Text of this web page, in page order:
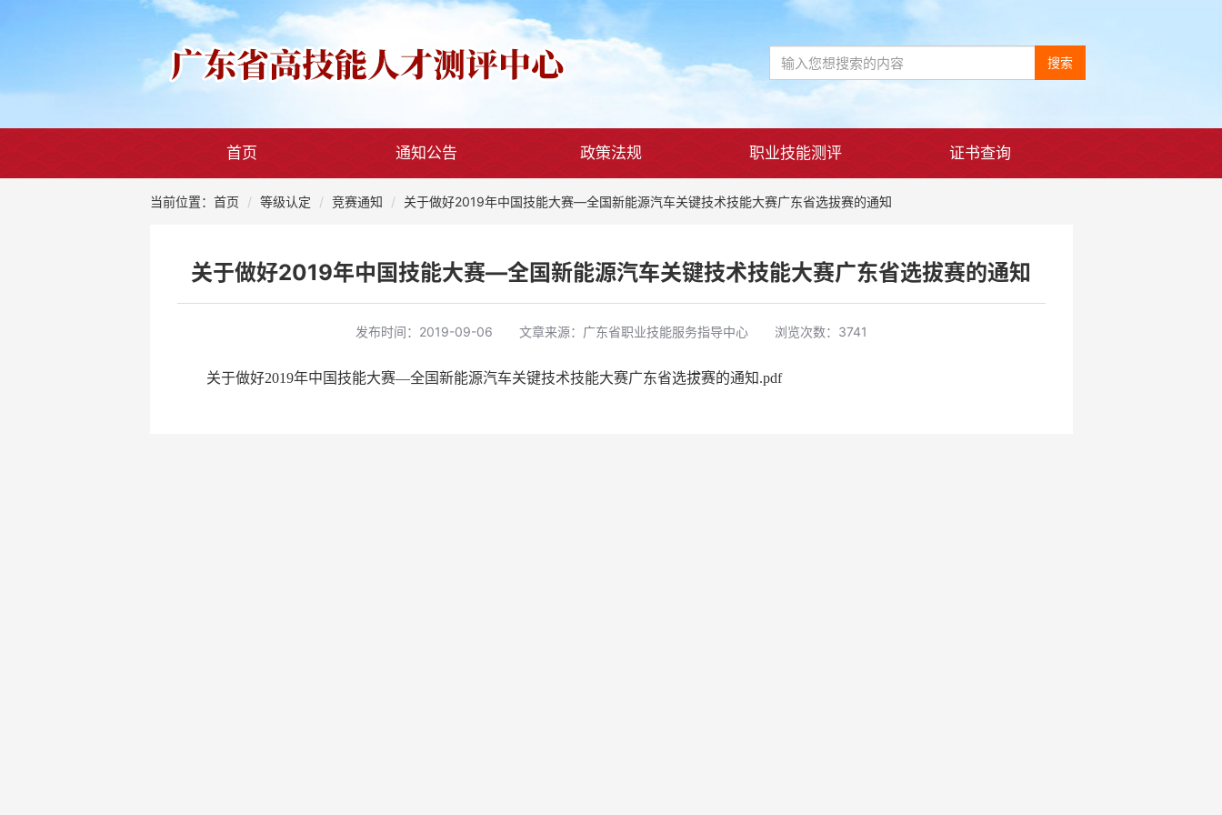
搜索
首页 通知公告 政策法规 职业技能测评 证书查询
当前位置：首页 等级认定 竞赛通知 关于做好2019年中国技能大赛—全国新能源汽车关键技术技能大赛广东省选拔赛的通知
关于做好2019年中国技能大赛—全国新能源汽车关键技术技能大赛广东省选拔赛的通知
发布时间： 2019-09-06 文章来源： 广东省职业技能服务指导中心 浏览次数：3741
关于做好2019年中国技能大赛—全国新能源汽车关键技术技能大赛广东省选拔赛的通知.pdf